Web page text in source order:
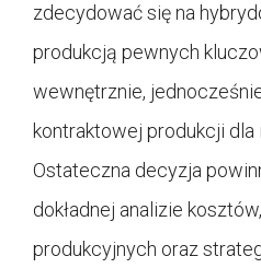
zdecydować się na
produkcją pewnych
wewnętrznie,
kontraktowej produkcji dla
Ostateczna decyzja
dokładnej analizie
produkcyjnych oraz